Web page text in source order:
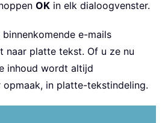
OK in elk dialoogvenster.
e-mails
naar platte tekst. Of u ze nu
inhoud wordt altijd
in platte-tekstindeling.